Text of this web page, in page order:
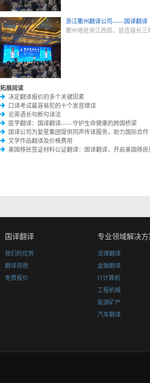
浙江衢州翻译公司——国译翻译
衢州地处浙江西部，是连接长
拓展阅读
决定翻译报价的多个关键因素
口译考试最容易犯的十个发音错误
论英语长句断句译法
医学翻译：国译翻译——守护生命健康的跨国桥梁
国译公司为复星集团提供同声传译服务，助力国际合作
文学作品翻译及价格费用
美国移民签证材料公证翻译：国译翻译，开启美国移民
国译翻译
我们的优势
翻译资质
免费报价
专业领域解决方
法律翻译
金融翻译
IT计算机
工程机械
能源矿产
汽车翻译